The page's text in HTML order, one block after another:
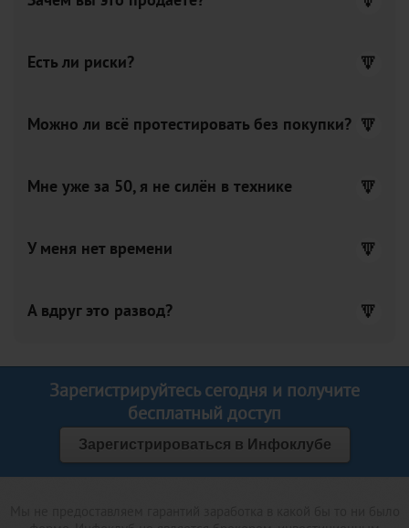
Есть ли риски?
Можно ли всё протестировать без покупки?
Мне уже за 50, я не силён в технике
У меня нет времени
А вдруг это развод?
Зарегистрируйтесь сегодня и получите
бесплатный доступ
Зарегистрироваться в Инфоклубе